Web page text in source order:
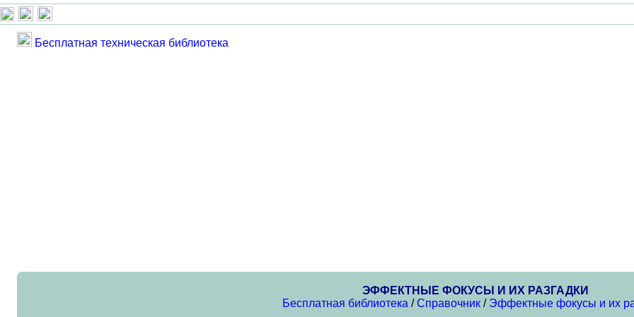
Бесплатная техническая библиотека
ЭФФЕКТНЫЕ ФОКУСЫ И ИХ РАЗГАДКИ
Бесплатная библиотека /Справочник/ Эффектные фокусы и их